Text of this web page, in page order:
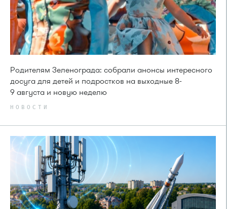
Родителям Зеленограда: собрали анонсы интересного
досуга для детей и подростков на выходные 8-
9 августа и новую неделю
НОВОСТИ